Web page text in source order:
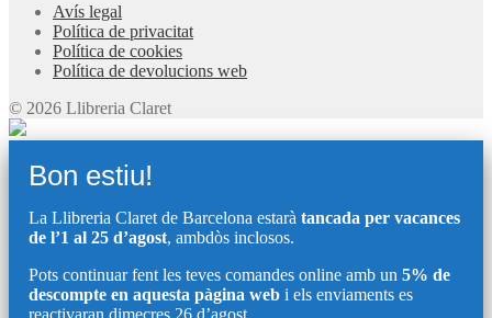
Avís legal
Política de privacitat
Política de cookies
Política de devolucions web
© 2026 Llibreria Claret
Bon estiu!
La Llibreria Claret de Barcelona estarà tancada per vacances
de l’1 al 25 d’agost, ambdòs inclosos.
Pots continuar fent les teves comandes online amb un 5% de
descompte en aquesta pàgina web i els enviaments es
reactivaran dimecres 26 d’agost.